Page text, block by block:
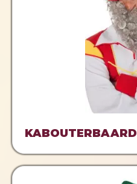
KABOUTERBAARD